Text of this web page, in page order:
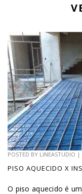
POSTED BY LINEASTUDIO |
PISO AQUECIDO X
O piso aquecido é